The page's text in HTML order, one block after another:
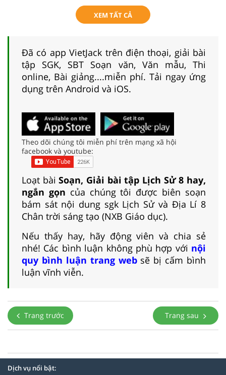
XEM TẤT CẢ
Đã có app VietJack trên điện thoại, giải bài
tập SGK, SBT Soạn văn, Văn mẫu, Thi
online, Bài giảng....miễn phí. Tải ngay ứng
dụng trên Android và iOS.
Theo dõi chúng tôi miễn phí trên mạng xã hội
facebook và youtube:
Loạt bàiSoạn, Giải bài tập Lịch Sử 8 hay,
ngắn gọn của chúng tôi được biên soạn
bám sát nội dung sgk Lịch Sử và Địa Lí 8
Chân trời sáng tạo (NXB Giáo dục).
Nếu thấy hay, hãy động viên và chia sẻ
nhé! Các bình luận không phù hợp với nội
quy bình luận trang websẽ bị cấm bình
luận vĩnh viễn.
Trang trước Trang sau
Dịch vụ nổi bật: